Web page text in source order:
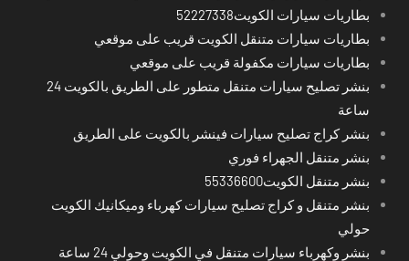
بطاريات سيارات الكويت52227338
بطاريات سيارات متنقل الكويت قريب على موقعي
بطاريات سيارات مكفولة قريب على موقعي
بنشر تصليح سيارات متنقل متطور على الطريق بالكويت 24
ساعة
بنشر كراج تصليح سيارات فينشر بالكويت على الطريق
بنشر متنقل الجهراء فوري
بنشر متنقل الكويت55336600
بنشر متنقل و كراج تصليح سيارات كهرباء وميكانيك الكويت
حولي
بنشر وكهرباء سيارات متنقل في الكويت وحولي 24 ساعة